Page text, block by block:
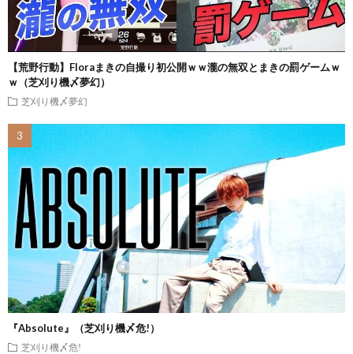
【荒野行動】Floraまきの自撮り初公開ｗｗ瀧の無双とまきの罰ゲームｗ
ｗ（芝刈り機〆夢幻）
芝刈り機〆夢幻
『Absolute』（芝刈り機〆危!）
芝刈り機〆危!